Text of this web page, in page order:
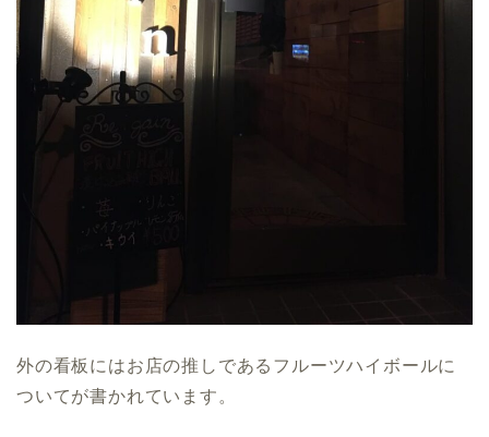
外の看板にはお店の推しであるフルーツハイボールに
ついてが書かれています。